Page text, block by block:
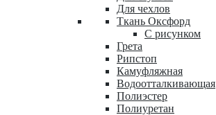
Для чехлов
Ткань Оксфорд
С рисунком
Грета
Рипстоп
Камуфляжная
Водоотталкивающая
Полиэстер
Полиуретан